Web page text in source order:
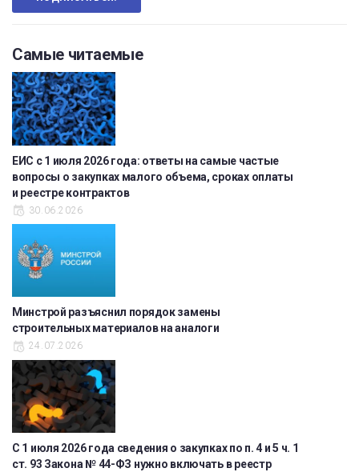
Самые читаемые
ЕИС с 1 июля 2026 года: ответы на самые частые
вопросы о закупках малого объема, сроках оплаты
и реестре контрактов
30.06.2026
Минстрой разъяснил порядок замены
строительных материалов на аналоги
24.07.2026
С 1 июля 2026 года сведения о закупках по п. 4 и 5 ч. 1
ст. 93 Закона № 44-ФЗ нужно включать в реестр